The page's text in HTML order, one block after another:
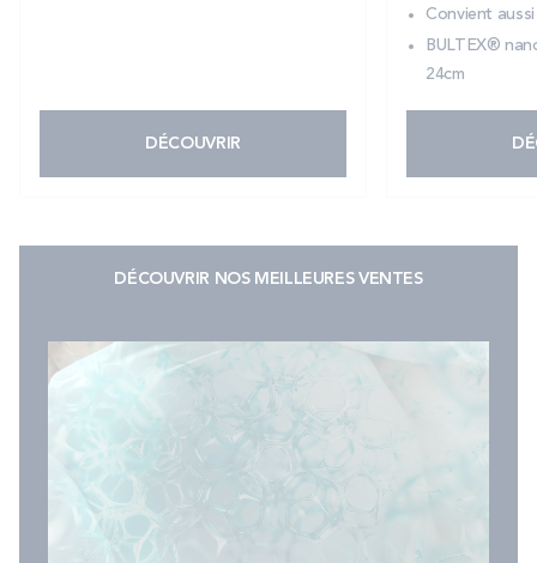
DÉCOUVRIR
Convient
BULTEX®
24cm
DÉCOUVRIR NOS MEILLEURES VENTES